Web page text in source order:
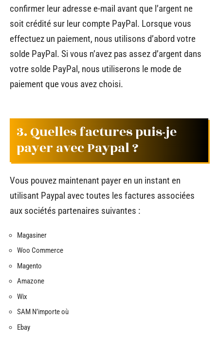
confirmer leur adresse e-mail avant que l’argent ne
soit crédité sur leur compte PayPal. Lorsque vous
effectuez un paiement, nous utilisons d’abord votre
solde PayPal. Si vous n’avez pas assez d’argent dans
votre solde PayPal, nous utiliserons le mode de
paiement que vous avez choisi.
3. Quelles factures puis-je
payer avec Paypal ?
Vous pouvez maintenant payer en un instant en
utilisant Paypal avec toutes les factures associées
aux sociétés partenaires suivantes :
Magasiner
Woo Commerce
Magento
Amazone
Wix
SAM N’importe où
Ebay